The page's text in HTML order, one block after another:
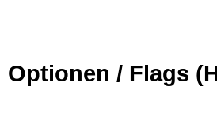
Optionen / Flags